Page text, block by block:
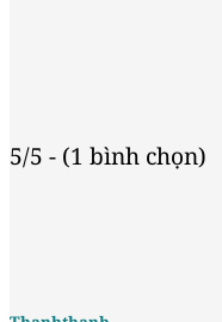
5/5 - (1 bình chọn)